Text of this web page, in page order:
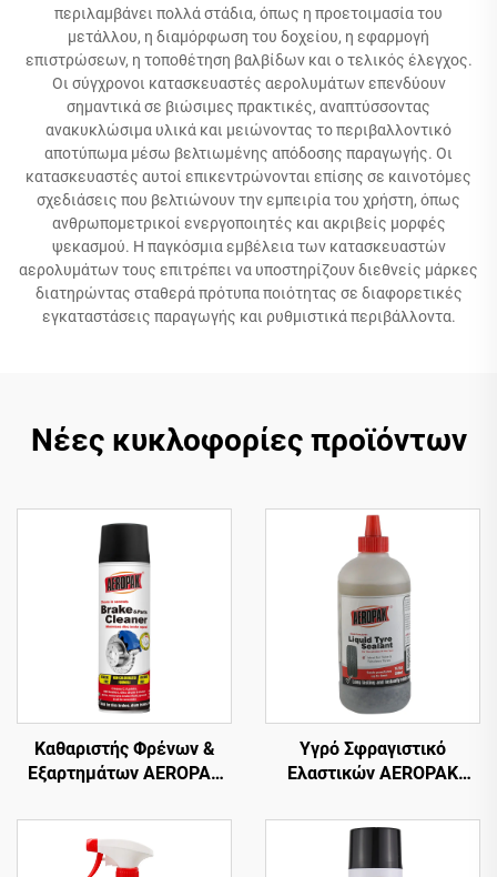
περιλαμβάνει πολλά στάδια, όπως η προετοιμασία του
μετάλλου, η διαμόρφωση του δοχείου, η εφαρμογή
επιστρώσεων, η τοποθέτηση βαλβίδων και ο τελικός έλεγχος.
Οι σύγχρονοι κατασκευαστές αερολυμάτων επενδύουν
σημαντικά σε βιώσιμες πρακτικές, αναπτύσσοντας
ανακυκλώσιμα υλικά και μειώνοντας το περιβαλλοντικό
αποτύπωμα μέσω βελτιωμένης απόδοσης παραγωγής. Οι
κατασκευαστές αυτοί επικεντρώνονται επίσης σε καινοτόμες
σχεδιάσεις που βελτιώνουν την εμπειρία του χρήστη, όπως
ανθρωπομετρικοί ενεργοποιητές και ακριβείς μορφές
ψεκασμού. Η παγκόσμια εμβέλεια των κατασκευαστών
αερολυμάτων τους επιτρέπει να υποστηρίζουν διεθνείς μάρκες
διατηρώντας σταθερά πρότυπα ποιότητας σε διαφορετικές
εγκαταστάσεις παραγωγής και ρυθμιστικά περιβάλλοντα.
Νέες κυκλοφορίες προϊόντων
Καθαριστής Φρένων &
Εξαρτημάτων AEROPAK
Καθαρισμός σε
Δευτερόλεπτα για Φρένα
Υγρό Σφραγιστικό
Ελαστικών AEROPAK
Ελαστικά – Απαιτείται
Χρήση με Αεροσυμπιεστή